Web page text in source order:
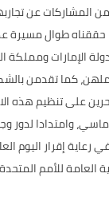
من المشاركات عن
حققناه طوال مسيرة
الإمارات ومملكة
كما تقدمن
على تنظيم هذه
وامتدادا لدور
رعاية إقرار اليوم
العامة للأمم